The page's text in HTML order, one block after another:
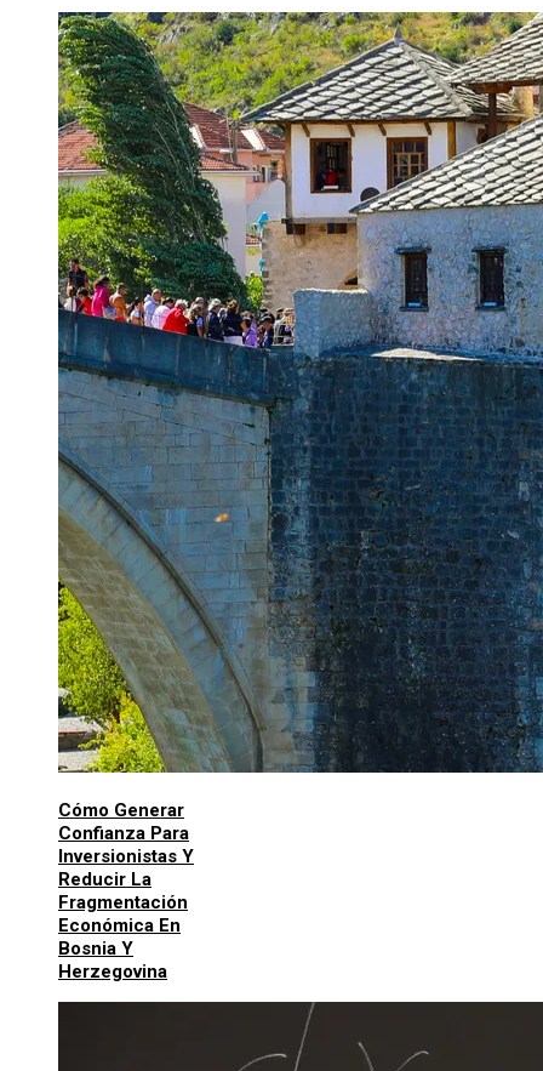
Cómo Generar
Confianza Para
Inversionistas Y
Reducir La
Fragmentación
Económica En
Bosnia Y
Herzegovina